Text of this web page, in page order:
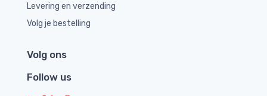
Levering en verzending
Volg je bestelling
Volg ons
Follow us